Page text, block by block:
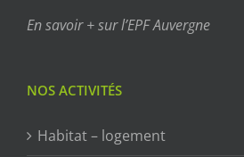
En savoir + sur l’EPF Auvergne
NOS ACTIVITÉS
Habitat – logement